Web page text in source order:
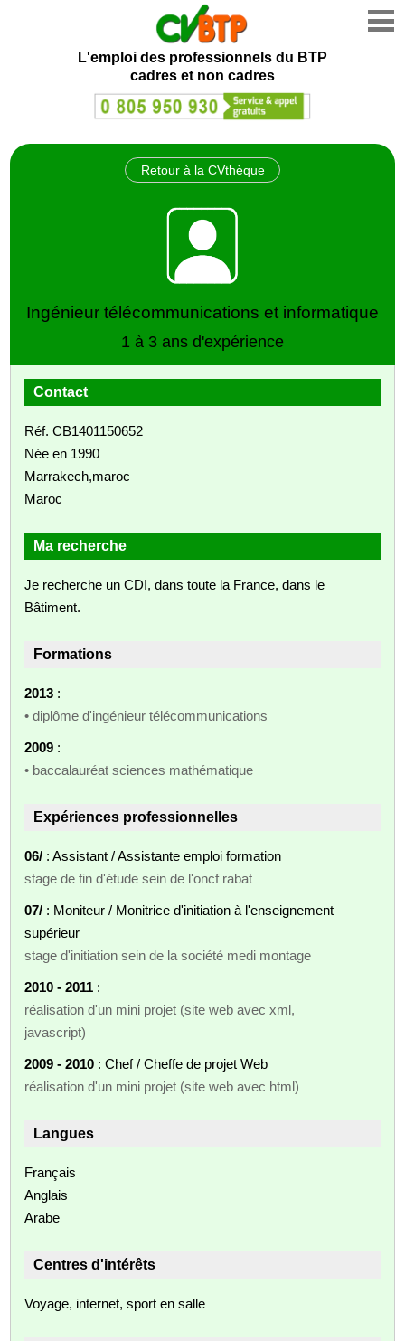
L'emploi des professionnels du BTP
cadres et non cadres
Retour à la CVthèque
Ingénieur télécommunications et informatique
1 à 3 ans d'expérience
Contact
Réf. CB1401150652
Née en 1990
Marrakech,maroc
Maroc
Ma recherche
Je recherche un CDI, dans toute la France, dans le
Bâtiment.
Formations
2013 :
• diplôme d'ingénieur télécommunications
2009 :
• baccalauréat sciences mathématique
Expériences professionnelles
06/ : Assistant / Assistante emploi formation
stage de fin d'étude sein de l'oncf rabat
07/ : Moniteur / Monitrice d'initiation à l'enseignement
supérieur
stage d'initiation sein de la société medi montage
2010 - 2011 :
réalisation d'un mini projet (site web avec xml,
javascript)
2009 - 2010 : Chef / Cheffe de projet Web
réalisation d'un mini projet (site web avec html)
Langues
Français
Anglais
Arabe
Centres d'intérêts
Voyage, internet, sport en salle